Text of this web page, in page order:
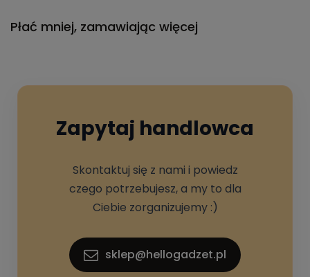
Płać mniej, zamawiając więcej
Zapytaj handlowca
Skontaktuj się z nami i powiedz
czego potrzebujesz, a my to dla
Ciebie zorganizujemy :)
sklep@hellogadzet.pl